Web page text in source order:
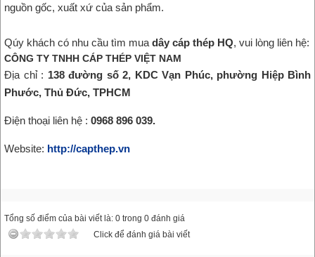
nguồn gốc, xuất xứ của sản phẩm.
Qúy khách có nhu cầu tìm mua dây cáp thép HQ, vui lòng liên hệ:
CÔNG TY TNHH CÁP THÉP VIỆT NAM
Địa chỉ : 138 đường số 2, KDC Vạn Phúc, phường Hiệp Bình
Phước, Thủ Đức, TPHCM
Điện thoại liên hệ : 0968 896 039.
Website: http://capthep.vn
Tổng số điểm của bài viết là: 0 trong 0 đánh giá
Click để đánh giá bài viết